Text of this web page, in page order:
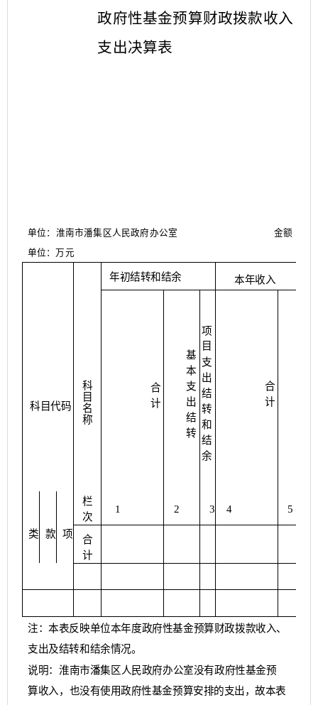
政府性基金预算财政拨款收入
支出决算表
单位：淮南市潘集区人民政府办公室
金额
单位：万元
科目代码
科
目
名
称
年初结转和结余 本年收入
合
计
基
本
支
出
结
转
项
目
支
出
结
转
和
结
余
合
计
类 款 项
栏
次
1 2 3 4 5
合
计
注：本表反映单位本年度政府性基金预算财政拨款收入、
支出及结转和结余情况。
说明：淮南市潘集区人民政府办公室没有政府性基金预
算收入， 也没有使用政府性基金预算安排的支出，故本表